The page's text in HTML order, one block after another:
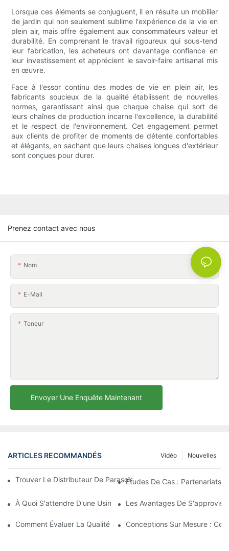
Lorsque ces éléments se conjuguent, il en résulte un mobilier
de jardin qui non seulement sublime l'expérience de la vie en
plein air, mais offre également aux consommateurs valeur et
durabilité. En comprenant le travail rigoureux qui sous-tend
leur fabrication, les acheteurs ont davantage confiance en
leur investissement et apprécient le savoir-faire artisanal mis
en œuvre.
Face à l'essor continu des modes de vie en plein air, les
fabricants soucieux de la qualité établissent de nouvelles
normes, garantissant ainsi que chaque chaise qui sort de
leurs chaînes de production incarne l'excellence, la durabilité
et le respect de l'environnement. Cet engagement permet
aux clients de profiter de moments de détente confortables
et élégants, en sachant que leurs chaises longues d'extérieur
sont conçues pour durer.
Prenez contact avec nous
Nom
E-Mail
Teneur
Envoyer Une Enquête Maintenant
ARTICLES RECOMMANDÉS Nouvelles
Vidéo
Trouver Le Distributeur De Parasols De Plage Idéal Pour Votre
Études De Cas : Partenariats
À Quoi S'attendre D'une Usine De Chaises Longues D'extérieur
Les Avantages De
Comment Évaluer La Qualité D'une Usine De Chaises Longues
Conceptions Sur Mesure :